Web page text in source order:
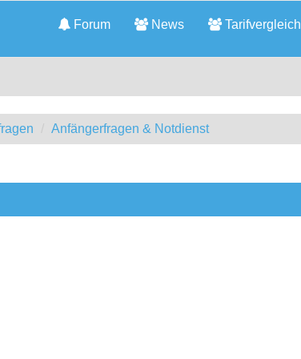
Forum News Tarifvergleich
Anfängerfragen & Notdienst